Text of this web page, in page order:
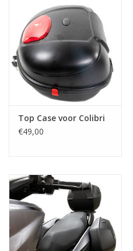
Top Case voor Colibri
€49,00